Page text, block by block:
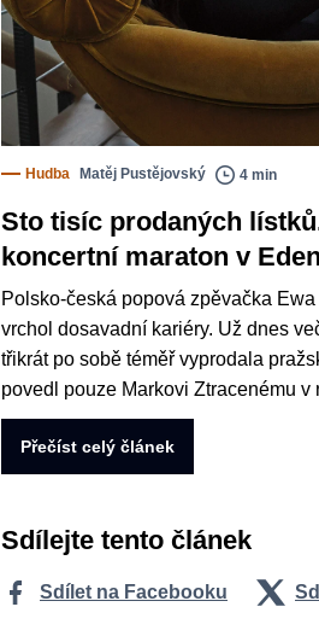
Hudba Matěj Pustějovský 4 min
Sto tisíc prodaných
koncertní maraton v
Polsko-česká popová zpěvačka
vrchol dosavadní kariéry. Už dnes
třikrát po sobě téměř vyprodala
povedl pouze Markovi Ztracenému v
Přečíst celý článek
Sdílejte tento článek
Sdílet na Facebooku